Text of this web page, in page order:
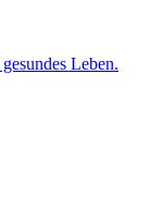
Leben.